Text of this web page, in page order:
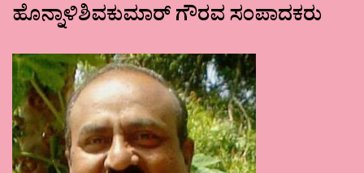
ಹೊನ್ನಾಳಿಶಿವಕುಮಾರ್ ಗೌರವ ಸಂಪಾದಕರು